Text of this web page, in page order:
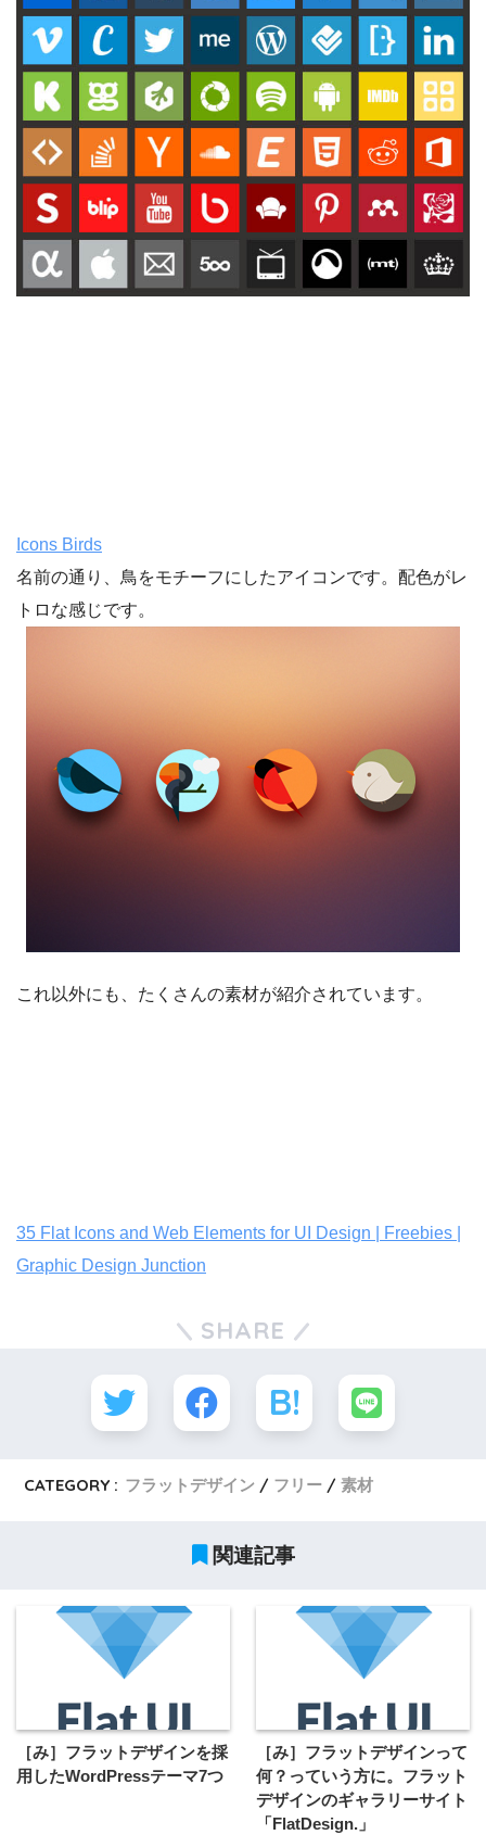
Icons Birds
名前の通り、鳥をモチーフにしたアイコンです。配色がレ
トロな感じです。
これ以外にも、たくさんの素材が紹介されています。
35 Flat Icons and Web Elements for UI Design | Freebies |
Graphic Design Junction
SHARE
CATEGORY : フラットデザイン フリー 素材
関連記事
［み］フラットデザインを採
用したWordPressテーマ7つ
［み］フラットデザインって
何？っていう方に。フラット
デザインのギャラリーサイト
「FlatDesign.」